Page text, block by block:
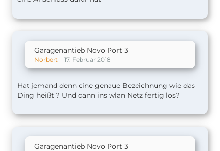
Garagenantieb Novo Port 3
Norbert 17. Februar 2018
Hat jemand denn eine genaue Bezeichnung wie das
Ding heißt ? Und dann ins wlan Netz fertig los?
Garagenantieb Novo Port 3